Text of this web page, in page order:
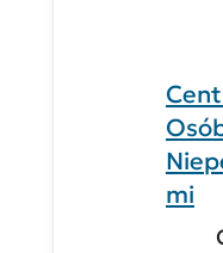
mi